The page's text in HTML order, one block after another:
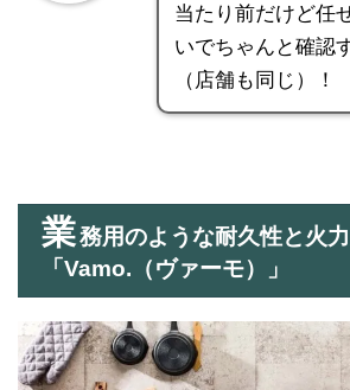
当たり前だけど任
いでちゃんと確認
（店舗も同じ）！
業務用のような耐久性と火
「Vamo.（ヴァーモ）」